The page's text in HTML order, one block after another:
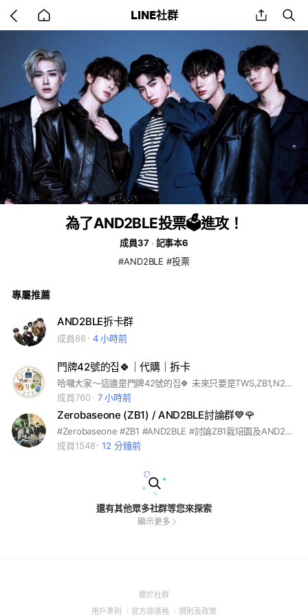
back
to
LINE社群 share
為了AND2BLE投票🗳️進攻！
成員37
記事本6
#AND2BLE #投票
專屬推薦
AND2BLE拆卡群
成員86 4 小時前
門牌42號的집🍀｜代購｜拆卡
哈囉大家～這邊是門牌42號的집🍀 未來只要是TWS,ZB1,N2B線上線下的代購都會接！想要開團的商品都可以許願🎋
成員760
7 小時前
Zerobaseone (ZB1) / AND2BLE討論群💙🌹
#Zerobaseone #ZB1 #AND2BLE #討論ZB1栽培園及AND2BLE相關 歡迎想念ot9的潔柔紙們🌹 三個問題都要回覆才能順利加入！ 進群請詳讀群規及公告
成員1548
12 分鐘前
還有其他眾多社群等您來探索
顯示更多
關於社群(Open
用戶準則 (Open
官方部落格 (Open
規則及政策(Open